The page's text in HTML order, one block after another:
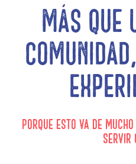
Más
Porque esto va de
servir